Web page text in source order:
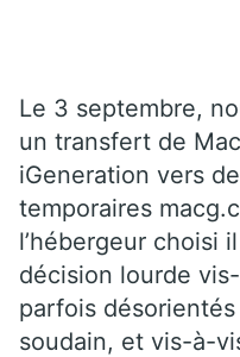
Le 3 septembre,
un transfert de
iGeneration vers
temporaires
l’hébergeur choisi
décision lourde
parfois
soudain, et vis-à-